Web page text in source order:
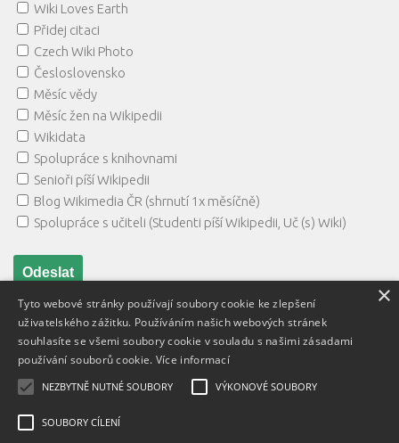
Wiki Loves Earth
Přidej citaci
Czech Wiki Photo
Česloslovensko
Měsíc vědy
Měsíc žen na Wikipedii
Wikidata
Spolupráce s knihovnami
Senioři píší Wikipedii
Blog Wikimedia ČR (shrnutí 1x měsíčně)
Spolupráce s učiteli (Studenti píší Wikipedii, Uč (s) Wiki)
Textový obsah je zveřejněn pod licencíCreative Commons BY
uvedeny u těchto materiálů.
×
Tyto webové stránky používají soubory cookie ke zlepšení
uživatelského zážitku. Používáním našich webových stránek
souhlasíte se všemi soubory cookie v souladu s našimi zásadami
používání souborů cookie. Více informací
NEZBYTNĚ NUTNÉ SOUBORY VÝKONOVÉ SOUBORY
SOUBORY CÍLENÍ